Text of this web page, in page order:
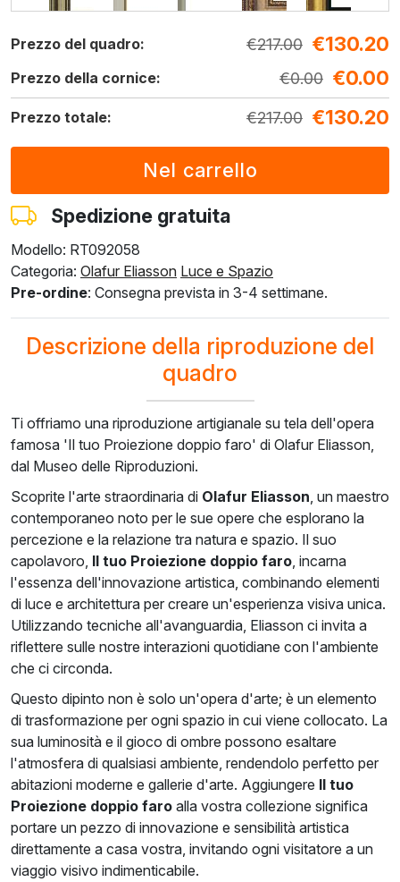
F5429-258
216.22
€129.73
F3013-236
€95.55
F8645-298
281.08
168.65
F6537-236
149.11
€89.47
€125.41
209.01
€125.41
209.01
€125.41
€209.01
€125.41
€118.90
F8645-296
€
193.85
F4613-236
€150.56
90.33
F5130-204
€217.06
F6035-220
€195.39
Prezzo del quadro: €217.00 €130.20
Prezzo della cornice: €0.00 €0.00
Prezzo totale: €217.00 €130.20
Spedizione gratuita
Modello: RT092058
Categoria: Olafur Eliasson Luce e Spazio
Pre-ordine: Consegna prevista in 3-4 settimane.
Descrizione della riproduzione del
quadro
Ti offriamo una riproduzione artigianale su tela dell'opera
famosa 'Il tuo Proiezione doppio faro' di Olafur Eliasson,
dal Museo delle Riproduzioni.
Scoprite l'arte straordinaria di Olafur Eliasson , un maestro
contemporaneo noto per le sue opere che esplorano la
percezione e la relazione tra natura e spazio. Il suo
capolavoro, Il tuo Proiezione doppio faro , incarna
l'essenza dell'innovazione artistica, combinando elementi
di luce e architettura per creare un'esperienza visiva unica.
Utilizzando tecniche all'avanguardia, Eliasson ci invita a
riflettere sulle nostre interazioni quotidiane con l'ambiente
che ci circonda.
Questo dipinto non è solo un'opera d'arte; è un elemento
di trasformazione per ogni spazio in cui viene collocato. La
sua luminosità e il gioco di ombre possono esaltare
l'atmosfera di qualsiasi ambiente, rendendolo perfetto per
abitazioni moderne e gallerie d'arte. Aggiungere Il tuo
Proiezione doppio faro alla vostra collezione significa
portare un pezzo di innovazione e sensibilità artistica
direttamente a casa vostra, invitando ogni visitatore a un
viaggio visivo indimenticabile.